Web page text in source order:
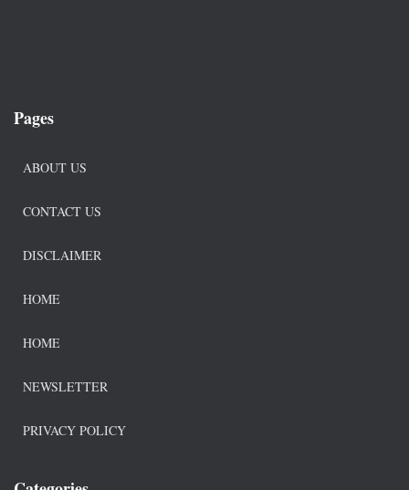
Pages
ABOUT US
CONTACT US
DISCLAIMER
HOME
HOME
NEWSLETTER
PRIVACY POLICY